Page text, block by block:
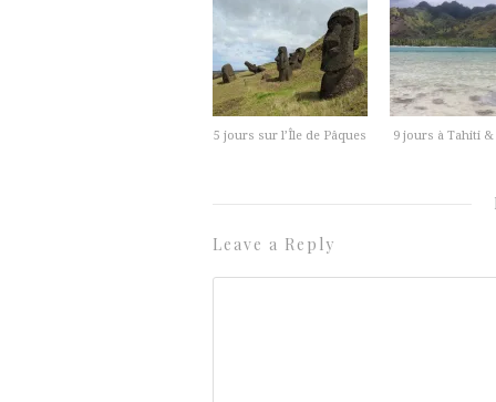
5 jours sur l’Île de Pâques 9 jours à Tahiti
Leave a Reply